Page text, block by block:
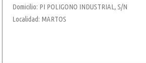
Domicilio: PI POLIGONO INDUSTRIAL, S/N
Localidad: MARTOS